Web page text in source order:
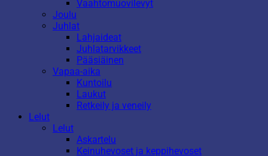
Vaahtomuovilevyt
Joulu
Juhlat
Lahjaideat
Juhlatarvikkeet
Pääsiäinen
Vapaa-aika
Kuntoilu
Laukut
Retkeily ja veneily
Lelut
Lelut
Askartelu
Keinuhevoset ja keppihevoset